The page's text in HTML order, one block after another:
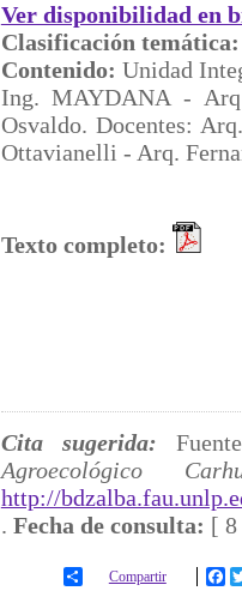
Ver disponibilidad en
Clasificación
Contenido:Unidad
Ing. MAYDANA -
Osvaldo. Docentes:
Ottavianelli - Arq.
Texto completo:
Cita sugerida:
Agroecológico
http://
. Fecha de consulta: [ 8
Compartir